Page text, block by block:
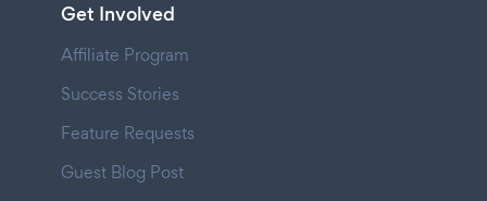
Get Involved
Affiliate Program
Success Stories
Feature Requests
Guest Blog Post